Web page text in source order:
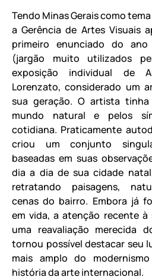
Tendo Minas Gerais como
a Gerência de Artes Visuais
primeiro enunciado do ano
(jargão muito utilizados
exposição individual de
Lorenzato, considerado um
sua geração. O artista tinha
mundo natural e pelos
cotidiana. Praticamente
criou um conjunto
baseadas em suas
dia a dia de sua cidade
retratando paisagens,
cenas do bairro. Embora já
em vida, a atenção recente à
uma reavaliação merecida
tornou possível destacar seu
mais amplo do
história da arte internacional.